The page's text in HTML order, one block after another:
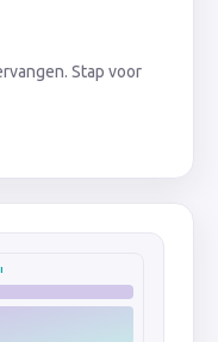
Stap voor